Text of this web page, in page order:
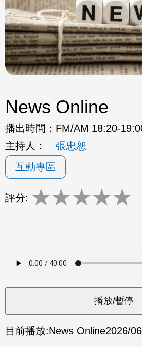
News Online
播出時間： FM/AM 18:20-
主持人：
張忠恕
互動專區
評分: ★★★★★
目前播放:News Online2026/